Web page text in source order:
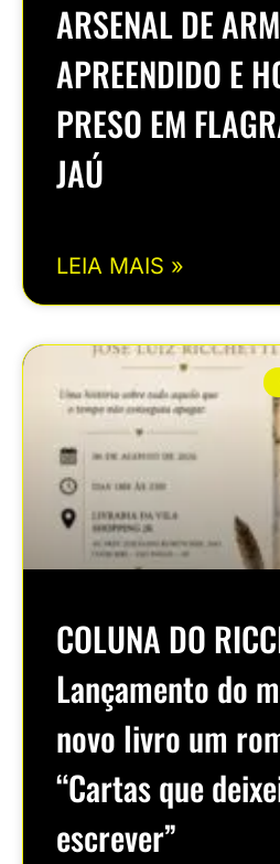
ARSENAL DE
APREENDIDO E
PRESO EM
JAÚ
LEIA MAIS »
COLUNA DO
Lançamento do
novo livro um
“Cartas que
escrever”